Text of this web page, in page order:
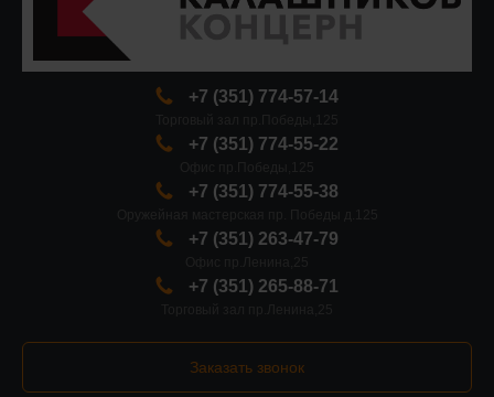
+7 (351) 774-57-14
+7 (351) 774-55-22
+7 (351) 774-55-38
+7 (351) 263-47-79
+7 (351) 265-88-71
Заказать звонок